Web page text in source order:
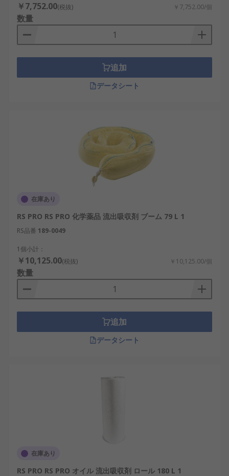
￥7,752.00(税抜) ￥7,752.00/個
数量
追加
データシート
在庫あり
RS PRO RS PRO 化学薬品 流出吸収剤 ブーム 79 L 1
RS品番 189-0049
1個小計：
￥10,125.00(税抜) ￥10,125.00/個
数量
追加
データシート
在庫あり
RS PRO RS PRO オイル 流出吸収剤 ロール 180 L 1